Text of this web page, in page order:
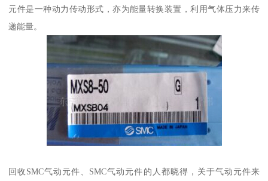
元件是一种动力传动形式，亦为能量转换装置，利用气体压力来传
递能量。
回收SMC气动元件、SMC气动元件的人都晓得，关于气动元件来